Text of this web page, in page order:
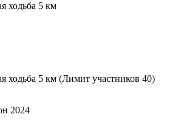
ходьба 5 км
ходьба 5 км (Лимит участников 40)
2024